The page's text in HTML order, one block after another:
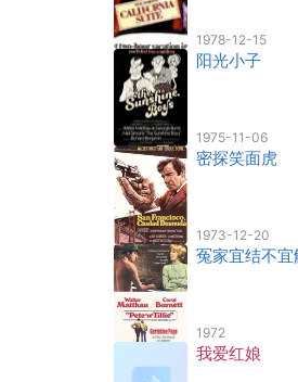
1978-12-15
阳光小子
1975-11-06
密探笑面虎
1973-12-20
冤家宜结不宜
1972
我爱红娘